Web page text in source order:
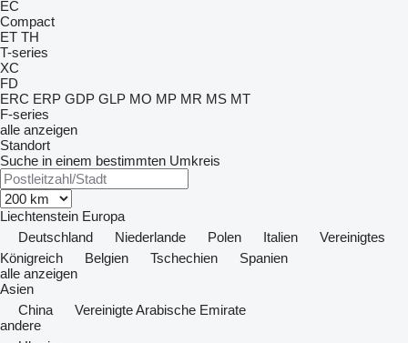
EC
Compact
ET TH
T-series
XC
FD
ERC ERP GDP GLP MO MP MR MS MT
F-series
alle anzeigen
Standort
Suche in einem bestimmten Umkreis
Liechtenstein Europa
Deutschland
Niederlande Polen Italien
Vereinigtes
Königreich
Belgien Tschechien
Spanien
alle anzeigen
Asien
China
Vereinigte Arabische Emirate
andere